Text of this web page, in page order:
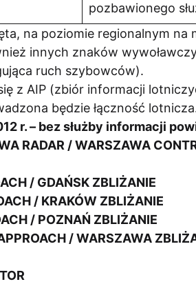
pozbawionego
na poziomie regionalnym na
innych znaków
ruch szybowców).
z AIP (zbiór informacji
będzie łączność
r. – bez służby informacji
RADAR / WARSZAWA
/ GDAŃSK ZBLIŻANIE
/ KRAKÓW ZBLIŻANIE
/ POZNAŃ ZBLIŻANIE
/ WARSZAWA